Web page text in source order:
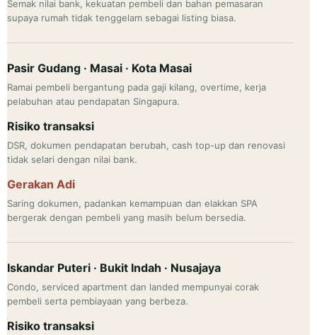
Semak nilai bank, kekuatan pembeli dan bahan pemasaran
supaya rumah tidak tenggelam sebagai listing biasa.
Pasir Gudang · Masai · Kota Masai
Ramai pembeli bergantung pada gaji kilang, overtime, kerja
pelabuhan atau pendapatan Singapura.
Risiko transaksi
DSR, dokumen pendapatan berubah, cash top-up dan renovasi
tidak selari dengan nilai bank.
Gerakan Adi
Saring dokumen, padankan kemampuan dan elakkan SPA
bergerak dengan pembeli yang masih belum bersedia.
Iskandar Puteri · Bukit Indah · Nusajaya
Condo, serviced apartment dan landed mempunyai corak
pembeli serta pembiayaan yang berbeza.
Risiko transaksi